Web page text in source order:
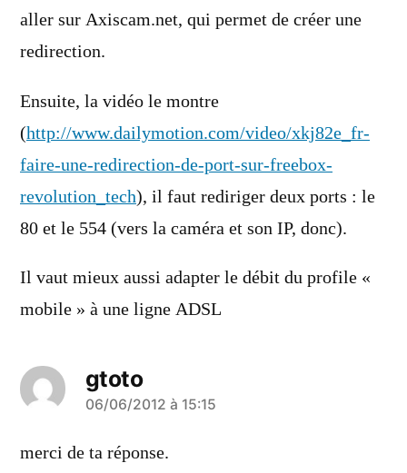
aller sur Axiscam.net, qui permet de créer une
redirection.
Ensuite, la vidéo le montre
(http://www.dailymotion.com/video/xkj82e_fr-
faire-une-redirection-de-port-sur-freebox-
revolution_tech), il faut rediriger deux ports : le
80 et le 554 (vers la caméra et son IP, donc).
Il vaut mieux aussi adapter le débit du profile «
mobile » à une ligne ADSL
gtoto
a
dit :
06/06/2012 à 15:15
merci de ta réponse.